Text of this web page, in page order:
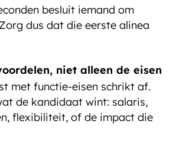
besluit iemand om
dus dat die eerste alinea
niet alleen de eisen
met functie-eisen schrikt af.
de kandidaat wint: salaris,
flexibiliteit, of de impact die